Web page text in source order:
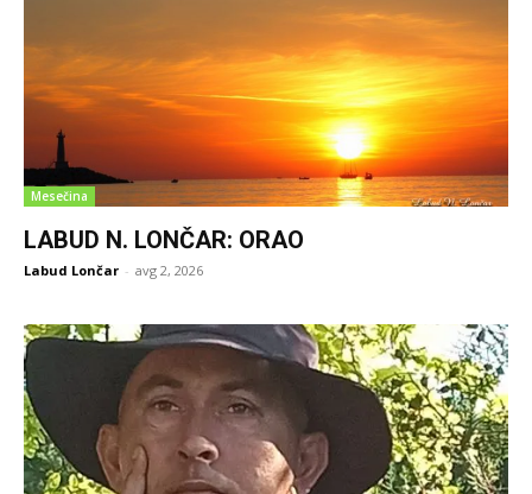
Mesečina
LABUD N. LONČAR: ORAO
Labud Lončar - avg 2, 2026